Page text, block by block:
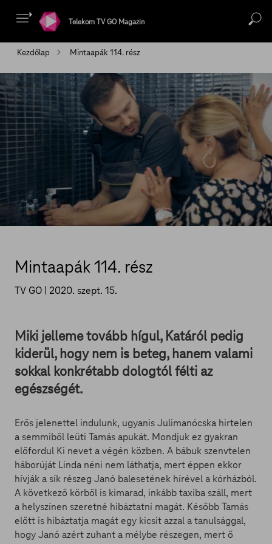
Telekom TV GO Magazin
Kezdőlap Mintaapák 114. rész
Mintaapák 114. rész
TV GO | 2020. szept. 15.
Miki jelleme tovább hígul, Katáról pedig
kiderül, hogy nem is beteg, hanem valami
sokkal konkrétabb dologtól félti az
egészségét.
Erős jelenettel indulunk, ugyanis Julimanócska hirtelen
a semmiből leüti Tamás apukát. Mondjuk ez gyakran
előfordul Ki nevet a végén közben. A bábuk szenvtelen
háborúját Linda néni nem láthatja, mert éppen ekkor
hívják a sík részeg Janó balesetének hírével a kórházból.
A következő körből is kimarad, inkább taxiba száll, mert
a helyszínen szeretné hibáztatni magát. Később Tamás
előtt is hibáztatja magát egy kicsit azzal a tanulsággal,
hogy Janó azért zuhant a mélybe részegen, mert ő